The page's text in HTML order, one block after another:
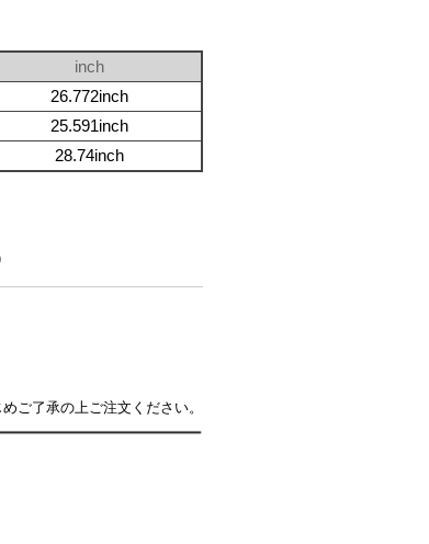
inch
26.772inch
25.591inch
28.74inch
ご了承の上ご注文ください。